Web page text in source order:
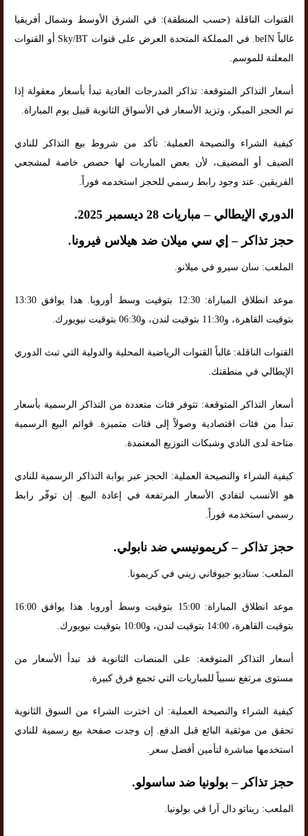
القنوات الناقلة (حسب المنطقة): في الشرق الأوسط وشمال أفريقيا
غالباً beIN. في المملكة المتحدة العرض على قنوات Sky/BT أو القنوات
المعلنة للموسم.
أسعار التذاكر المتوقعة: تذاكر المدرجات العادية تبدأ بأسعار معقولة إذا
تم الحجز المبكر، وتزيد الأسعار في الأسواق الثانوية قبيل يوم المباراة.
كيفية الشراء والنصيحة العملية: تأكد من شروط بيع التذاكر للنادي
الضيف أو المضيف، لأن بعض المباريات لها حصص خاصة لمشجعي
الفريقين. عند وجود رابط رسمي للحجز استخدمه فوراً.
الدوري الإيطالي – مباريات 28 ديسمبر 2025.
حجز تذاكر – إي سي ميلان ضد هيلاس فيرونا.
الملعب: سان سيرو في ميلانو.
موعد انطلاق المباراة: 12:30 بتوقيت وسط أوروبا. هذا يوافق 13:30
بتوقيت القاهرة، و11:30 بتوقيت لندن، و06:30 بتوقيت نيويورك.
القنوات الناقلة: غالباً القنوات الرياضية المحلية والدولية التي تبث الدوري
الإيطالي في منطقتك.
أسعار التذاكر المتوقعة: تتوفر فئات متعددة من التذاكر الرسمية بأسعار
تبدأ من فئات اقتصادية وصولاً إلى فئات متميزة. قوائم البيع الرسمية
متاحة لدى النادي وشبكات التوزيع المعتمدة.
كيفية الشراء والنصيحة العملية: الحجز عبر بوابة التذاكر الرسمية للنادي
هو الأنسب لتفادي الأسعار المرتفعة في إعادة البيع. إن توفّر رابط
رسمي استخدمه فوراً.
حجز تذاكر – كريمونيسي ضد نابولي.
الملعب: ستاديو جيوفاني زيني في كريمونا.
موعد انطلاق المباراة: 15:00 بتوقيت وسط أوروبا. هذا يوافق 16:00
بتوقيت القاهرة، 14:00 بتوقيت لندن، و10:00 بتوقيت نيويورك.
أسعار التذاكر المتوقعة: على المنصات الثانوية قد تبدأ الأسعار من
مستوى مرتفع نسبياً للمباريات التي تجمع فرق كبيرة.
كيفية الشراء والنصيحة العملية: ان اخترت الشراء من السوق الثانوية
تحقق من موثقية البائع قبل الدفع. إن وجدت صفحة بيع رسمية للنادي
استخدمها مباشرة لتأمين أفضل سعر.
حجز تذاكر – بولونيا ضد ساسولو.
الملعب: ريناتو دال آرا في بولونيا.